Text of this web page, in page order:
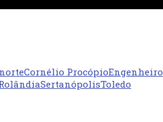
Cornélio ProcópioEngenheiro
SertanópolisToledo